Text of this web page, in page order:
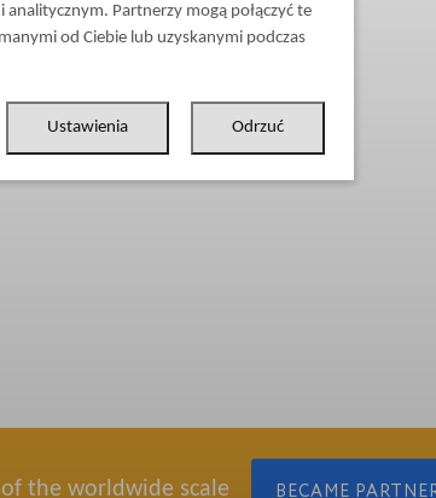
the worldwide scale BECAME
Partnerzy mogą połączyć te
od Ciebie lub uzyskanymi podczas
Ustawienia Odrzuć